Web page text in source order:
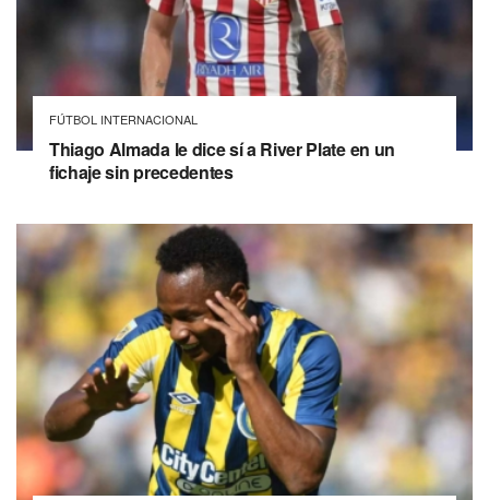
FÚTBOL INTERNACIONAL
Thiago Almada le dice sí a River Plate en un
fichaje sin precedentes